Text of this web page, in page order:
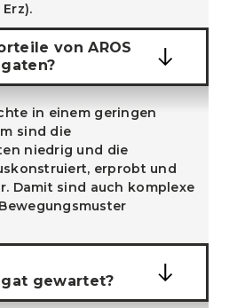
von AROS
in einem geringen
sind die
niedrig und die
erprobt und
Damit sind auch komplexe
gewartet?